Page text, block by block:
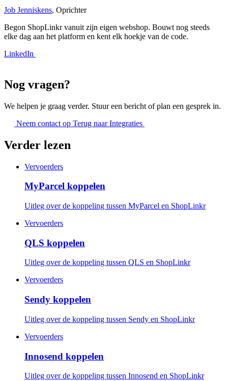
Job Jenniskens, Oprichter
Begon ShopLinkr vanuit zijn eigen webshop. Bouwt nog steeds
elke dag aan het platform en kent elk hoekje van de code.
LinkedIn
Nog vragen?
We helpen je graag verder. Stuur een bericht of plan een gesprek in.
Neem contact op Terug naar Integraties
Verder lezen
Vervoerders
MyParcel koppelen
Uitleg over de koppeling tussen MyParcel en ShopLinkr
Vervoerders
QLS koppelen
Uitleg over de koppeling tussen QLS en ShopLinkr
Vervoerders
Sendy koppelen
Uitleg over de koppeling tussen Sendy en ShopLinkr
Vervoerders
Innosend koppelen
Uitleg over de koppeling tussen Innosend en ShopLinkr